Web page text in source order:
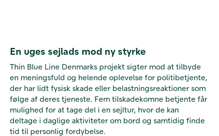
En uges sejlads mod ny styrke
Thin Blue Line Denmarks projekt sigter mod at tilbyde
en meningsfuld og helende oplevelse for politibetjente,
der har lidt fysisk skade eller belastningsreaktioner som
følge af deres tjeneste. Fem tilskadekomne betjente får
mulighed for at tage del i en sejltur, hvor de kan
deltage i daglige aktiviteter om bord og samtidig finde
tid til personlig fordybelse.